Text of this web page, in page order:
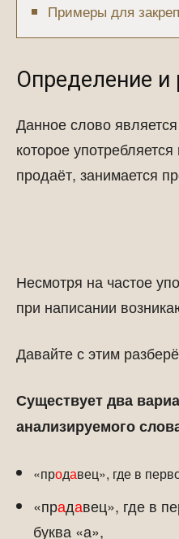
Примеры для
Определение и
Данное слово
которое
продаёт, занимается
Несмотря на частое
при написании
Давайте с этим
Существует два
анализируемого
«продавец», где в
«прадавец», где в
буква «а»,